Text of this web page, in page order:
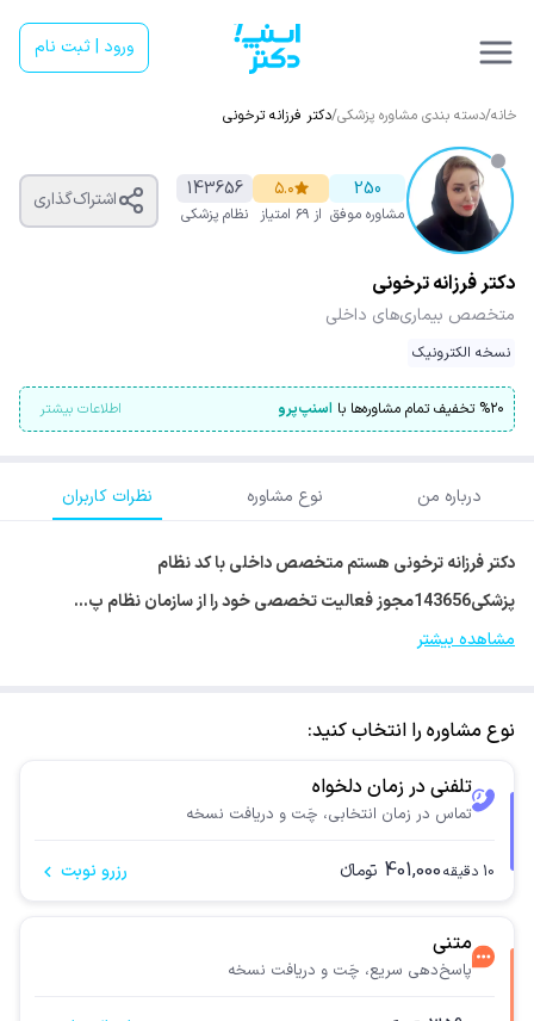
ورود | ثبت نام
خانه/دسته بندی مشاوره پزشکی/دکتر فرزانه ترخونی
250
مشاوره موفق
۵.۰
از ۶۹ امتیاز
143656
نظام پزشکی
اشتراک‌گذاری
دکتر فرزانه ترخونی
متخصص بیماری‌های داخلی
نسخه الکترونیک
%۲۰ تخفیف تمام مشاوره‌ها با اسنپ‌پرو اطلاعات بیشتر
درباره من نوع مشاوره نظرات کاربران
دکتر فرزانه ترخونی هستم متخصص داخلی با کد نظام
پزشکی143656مجوز فعالیت تخصصی خود را از سازمان نظام پ…
مشاهده بیشتر
نوع مشاوره را انتخاب کنید:
تلفنی در زمان دلخواه
تماس در زمان انتخابی، چَت و دریافت نسخه
10 دقیقه401,000 تومانء رزرو نوبت
متنی
پاسخ‌دهی سریع، چَت و دریافت نسخه